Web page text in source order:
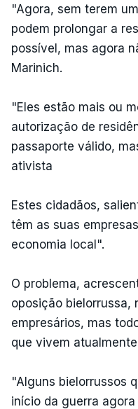
"Agora, sem terem
podem prolongar a
possível, mas agora
Marinich.
"Eles estão mais ou
autorização de
passaporte válido,
ativista
Estes cidadãos,
têm as suas
economia local".
O problema,
oposição bielorrussa,
empresários, mas
que vivem
"Alguns bielorrussos
início da guerra